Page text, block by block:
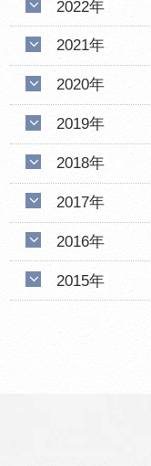
2022年
2021年
2020年
2019年
2018年
2017年
2016年
2015年